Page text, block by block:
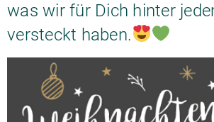
was wir für Dich hinter
versteckt haben.